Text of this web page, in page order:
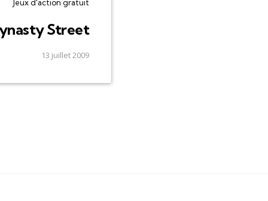
Jeux d'action gratuit
Street
13 juillet 2009